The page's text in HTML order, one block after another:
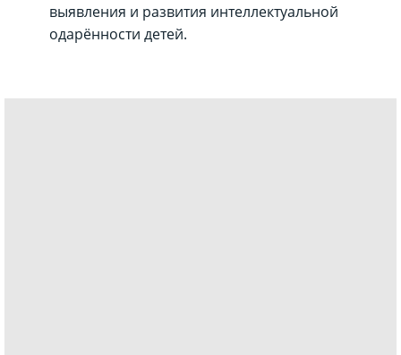
выявления и развития интеллектуальной
одарённости детей.